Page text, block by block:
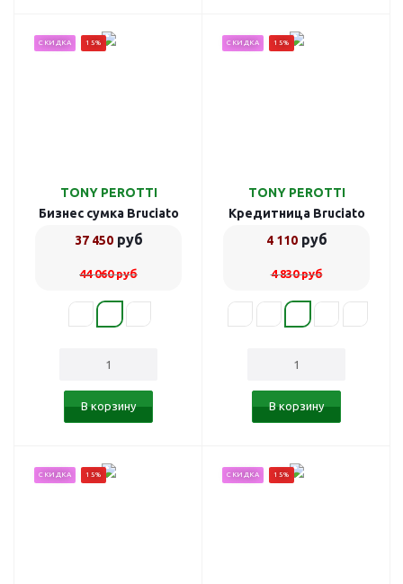
СКИДКА 15%
TONY PEROTTI
Бизнес сумка Bruciato
789902/2
37 450руб
44 060руб
В корзину
СКИДКА 15%
TONY PEROTTI
Кредитница Bruciato
789745/8
4 110руб
4 830руб
В корзину
СКИДКА 15% СКИДКА 15%